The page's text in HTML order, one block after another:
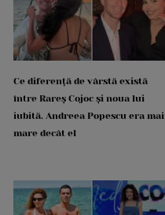
Ce diferență de vârstă există
între Rareș Cojoc și noua lui
iubită. Andreea Popescu era mai
mare decât el